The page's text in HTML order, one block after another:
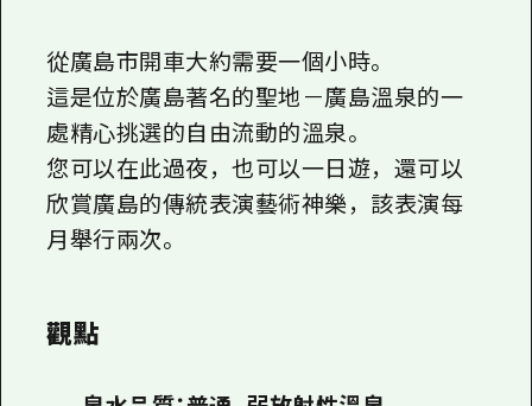
從廣島市開車大約需要一個小時。
這是位於廣島著名的聖地－廣島溫泉的一
處精心挑選的自由流動的溫泉。
您可以在此過夜，也可以一日遊，還可以
欣賞廣島的傳統表演藝術神樂，該表演每
月舉行兩次。
觀點